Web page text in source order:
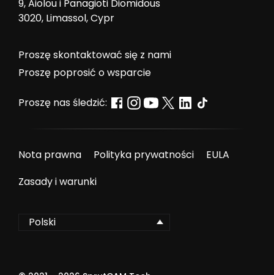
9, Aiolou i Panagioti Diomidous
3020, Limassol, Cypr
Proszę skontaktować się z nami
Proszę poprosić o wsparcie
Proszę nas śledzić:
Nota prawna Polityka prywatności
EULA
Zasady i warunki
Polski